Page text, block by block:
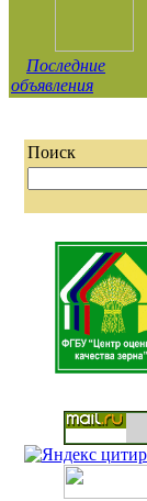
Последние
объявления
Поиск